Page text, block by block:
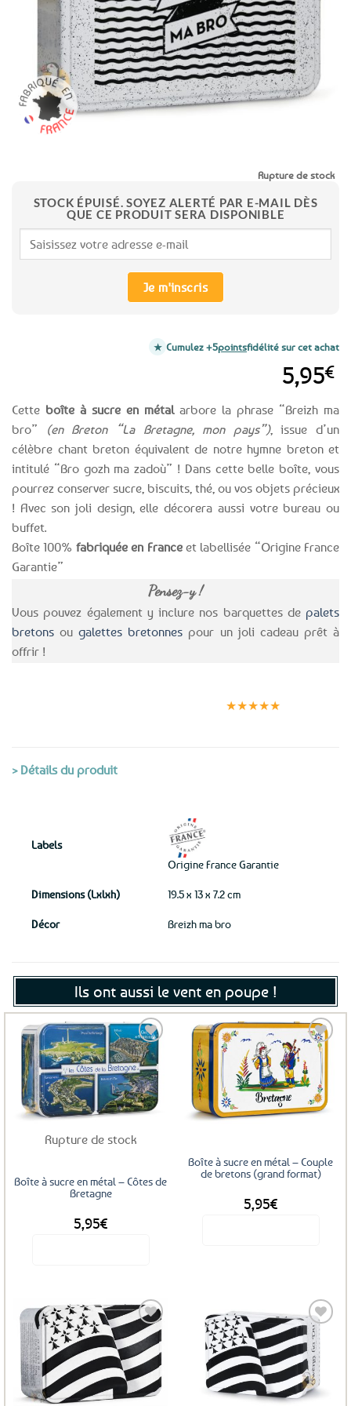
favoris
Cette boîte à sucre en métalarbore la phrase “Breizh ma
bro”
(en Breton “La Bretagne, mon pays”), issue d’un
célèbre chant breton équivalent de notre hymne breton et
intitulé “Bro gozh ma zadoù” ! Dans cette belle boîte, vous
pourrez conserver sucre, biscuits, thé, ou vos objets précieux
! Avec son joli design, elle décorera aussi votre bureau ou
buffet.
Boîte 100% fabriquée en France et labellisée “Origine France
Garantie”
Pensez-y !
Vous pouvez également y inclure nos barquettes de palets
bretons ougalettes bretonnes pour un joli cadeau prêt à
offrir !
5,95€
Rupture de stock
STOCK ÉPUISÉ. SOYEZ ALERTÉ PAR E-MAIL DÈS
QUE CE PRODUIT SERA DISPONIBLE
Je m'inscris
Cumulez +5pointsfidélité sur cet achat
★★★★★
> Détails du produit
Labels
Origine France Garantie
Dimensions (Lxlxh) 19.5 x 13 x 7.2 cm
Décor Breizh ma bro
Ils ont aussi le vent en poupe !
Ajouter
aux
favoris
Rupture de stock
Boîte à sucre en métal – Côtes de
Bretagne
5,95€
Ajouter
aux
favoris
Boîte à sucre en métal – Couple
de bretons (grand format)
5,95€
Ajouter
aux
favoris
Ajouter
aux
favoris